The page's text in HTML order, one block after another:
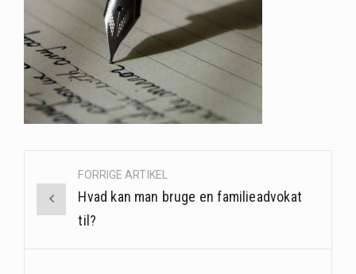
navigationFORRIGE ARTIKEL
Hvad kan man bruge en familieadvokat
til?